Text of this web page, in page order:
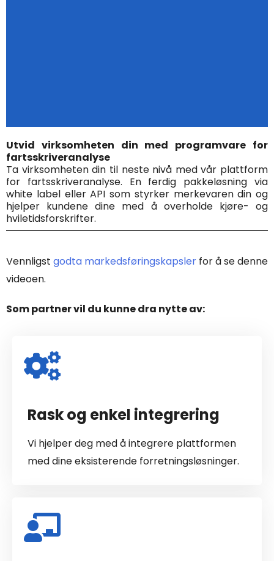
Utvid virksomheten din med programvare for
fartsskriveranalyse
Ta virksomheten din til neste nivå med vår plattform
for fartsskriveranalyse.
En ferdig pakkeløsning via
white label eller API som styrker merkevaren din og
hjelper kundene dine med å overholde kjøre- og
hviletidsforskrifter.
Vennligst godta markedsføringskapsler for å se denne
videoen.
Som partner vil du kunne dra nytte av:
Rask og enkel integrering
Vi hjelper deg med å integrere plattformen
med dine eksisterende forretningsløsninger.